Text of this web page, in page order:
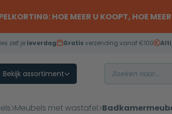
HOE MEER U KOOPT, HOE
zelf je leverdag Gratisverzending vanaf €100
Bekijk assortiment
Meubels met wastafel